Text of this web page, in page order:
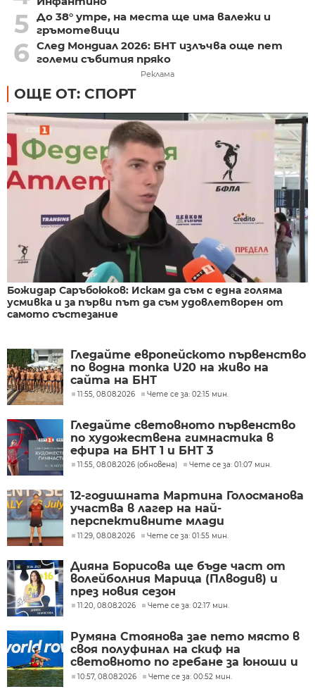
5 До 38° утре, на места ще има валежи и
гръмотевици
6 След Мондиал 2026: БНТ излъчва още пет
големи събития пряко
Реклама
ОЩЕ ОТ: СПОРТ
Божидар Саръбоюков: Искам да съм с една голяма
усмивка и за първи път да съм удовлетворен от
самото състезание
Гледайте европейското първенство
по водна топка U20 на живо на
сайта на БНТ
11:55, 08.08.2026 Чете се за: 02:15 мин.
Гледайте световното първенство
по художествена гимнастика в
ефира на БНТ 1 и БНТ 3
11:55, 08.08.2026 (обновена) Чете се за: 01:07 мин.
12-годишната Мартина Голосманова
участва в лагер на най-
перспективните млади
състезатели по тенис на маса в
11:29, 08.08.2026 Чете се за: 01:55 мин.
Дияна Борисова ще бъде част от
волейболния Марица (Плводив) и
през новия сезон
11:20, 08.08.2026 Чете се за: 02:17 мин.
Румяна Стоянова зае пето място в
своя полуфинал на скиф на
световното по гребане за юноши и
девойки до 19 г. в Пловдив
10:57, 08.08.2026 Чете се за: 00:52 мин.